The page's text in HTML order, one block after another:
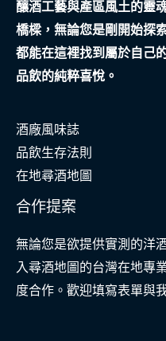
全
網
釀酒工藝與產區風土的靈
橋樑，無論您是剛開始探
都能在這裡找到屬於自己
品飲的純粹喜悅。
酒廠風味誌
品飲生存法則
在地尋酒地圖
合作提案
無論您是欲提供實測的洋
入尋酒地圖的台灣在地專
度合作。歡迎填寫表單與